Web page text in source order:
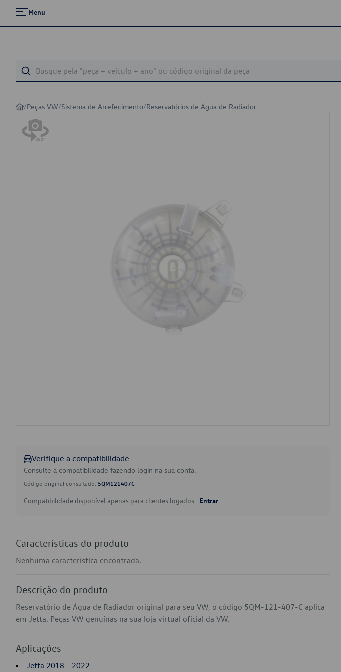
Menu
/Peças VW/Sistema de Arrefecimento/Reservatórios de Água de Radiador
Verifique a compatibilidade
Consulte a compatibilidade fazendo login na sua conta.
Código original consultado: 5QM121407C
Compatibilidade disponível apenas para clientes logados. Entrar
Características do produto
Nenhuma característica encontrada.
Descrição do produto
Reservatório de Água de Radiador original para seu VW, o código 5QM-121-407-C aplica
em Jetta. Peças VW genuínas na sua loja virtual oficial da VW.
Aplicações
Jetta 2018 - 2022